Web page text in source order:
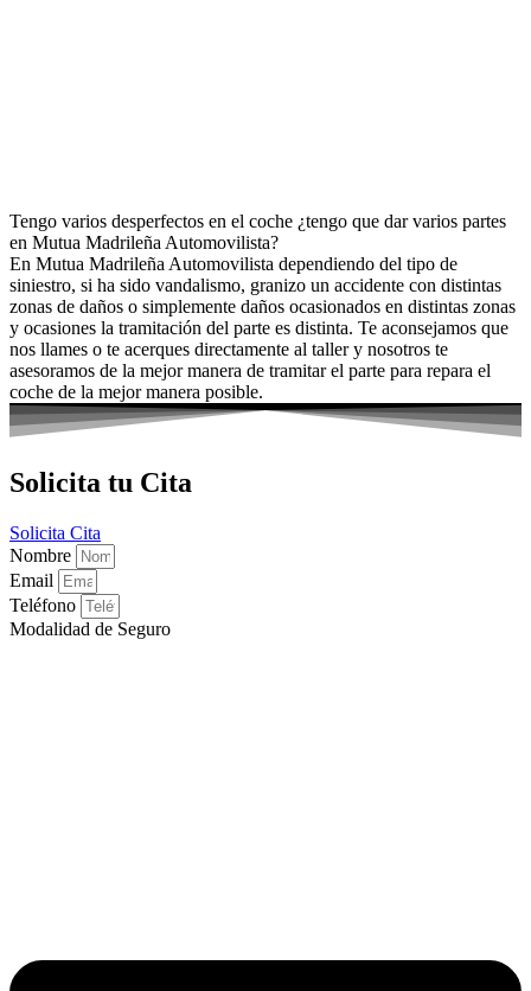
Tengo varios desperfectos en el coche ¿tengo que dar varios partes
en Mutua Madrileña Automovilista?
En Mutua Madrileña Automovilista dependiendo del tipo de
siniestro, si ha sido vandalismo, granizo un accidente con distintas
zonas de daños o simplemente daños ocasionados en distintas zonas
y ocasiones la tramitación del parte es distinta. Te aconsejamos que
nos llames o te acerques directamente al taller y nosotros te
asesoramos de la mejor manera de tramitar el parte para repara el
coche de la mejor manera posible.
Solicita tu Cita
Solicita Cita
Nombre
Email
Teléfono
Modalidad de Seguro